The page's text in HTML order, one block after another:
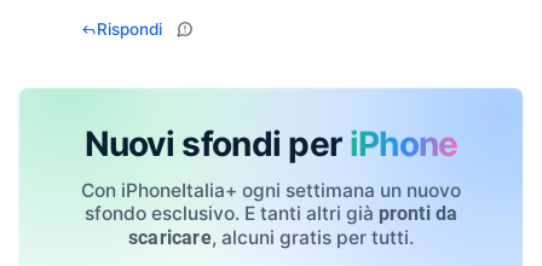
Rispondi
Nuovi sfondi per iPhone
Con iPhoneItalia+ ogni settimana un nuovo
sfondo esclusivo. E tanti altri già pronti da
scaricare, alcuni gratis per tutti.